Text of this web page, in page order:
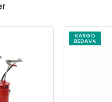
KARGO
BEDAVA